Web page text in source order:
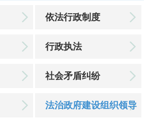
依法行政制度
行政执法
社会矛盾纠纷
法治政府建设组织领导